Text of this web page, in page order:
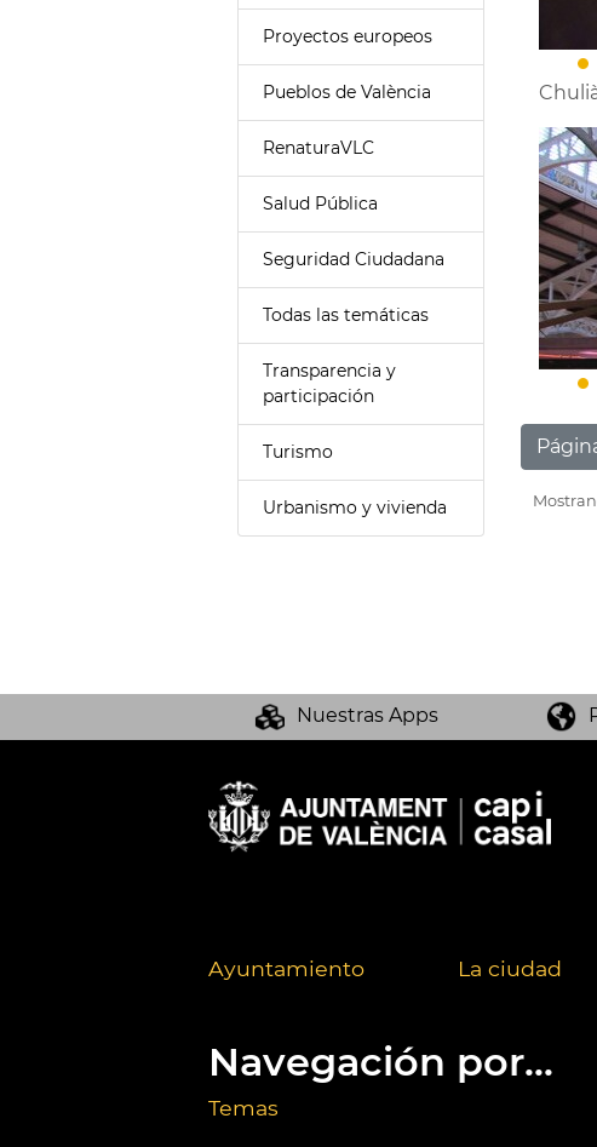
Proyectos europeos
Pueblos de València
RenaturaVLC
Salud Pública
Seguridad Ciudadana
Todas las temáticas
Transparencia y
participación
Turismo
Urbanismo y vivienda
Nuestras Apps
Ayuntamiento La ciudad
Navegación por...
Temas